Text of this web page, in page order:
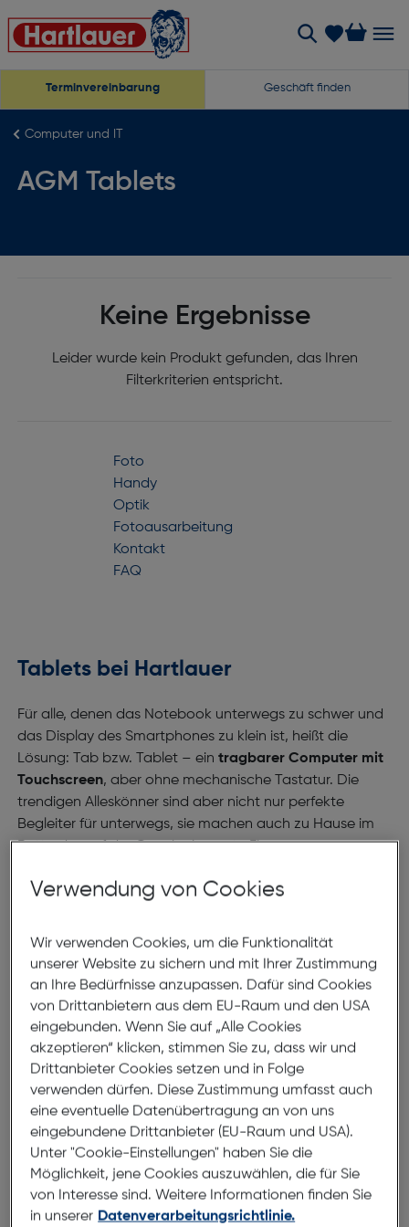
Terminvereinbarung Geschäft finden
Computer und IT
AGM Tablets
Keine Ergebnisse
Leider wurde kein Produkt gefunden, das Ihren
Filterkriterien entspricht.
Foto
Handy
Optik
Fotoausarbeitung
Kontakt
FAQ
Tablets bei Hartlauer
Für alle, denen das Notebook unterwegs zu schwer und
das Display des Smartphones zu klein ist, heißt die
Lösung: Tab bzw. Tablet – ein tragbarer Computer mit
Touchscreen, aber ohne mechanische Tastatur. Die
trendigen Alleskönner sind aber nicht nur perfekte
Begleiter für unterwegs, sie machen auch zu Hause im
Bett oder auf der Couch eine gute Figur.
Bei Hartlauer finden Sie einumfangreiches Angebot an
führen wir auch zahlreiche Android Geräte von Top
Marken wie Samsung mit der
Galaxy Tab-Serie,
Huawei
mit dem Mediapad, Acer, Sony und vielen mehr.
Außerdem bieten wir Ihnen auch 2in1 Convertibles
diverser Hersteller mit Windows Betriebssystem an. Bei
denSpeicherkapazitätenhaben Sie von 16 GB über 64
GB bis hin zu 265 GB alle erdenklichen
Auswahlmöglichkeiten und vom kleinen 7 Zoll bis zum 12,9
Zoll Tablet hat Hartlauer ebenfalls zahlreiche Geräte im
Sortiment. Zusätzlich bieten wir Zubehör wieNetzteile
Adapter,Taschen, Schutzhüllen undDisplayschutzglas
an.
Das richtige Tablet finden
Verwendung von Cookies
Wir verwenden Cookies, um die Funktionalität
unserer Website zu sichern und mit Ihrer Zustimmung
an Ihre Bedürfnisse anzupassen. Dafür sind Cookies
von Drittanbietern aus dem EU-Raum und den USA
eingebunden. Wenn Sie auf „Alle Cookies
akzeptieren“ klicken, stimmen Sie zu, dass wir und
Drittanbieter Cookies setzen und in Folge
verwenden dürfen. Diese Zustimmung umfasst auch
eine eventuelle Datenübertragung an von uns
eingebundene Drittanbieter (EU-Raum und USA).
Unter "Cookie-Einstellungen" haben Sie die
Möglichkeit, jene Cookies auszuwählen, die für Sie
von Interesse sind. Weitere Informationen finden Sie
in unserer Datenverarbeitungsrichtlinie.